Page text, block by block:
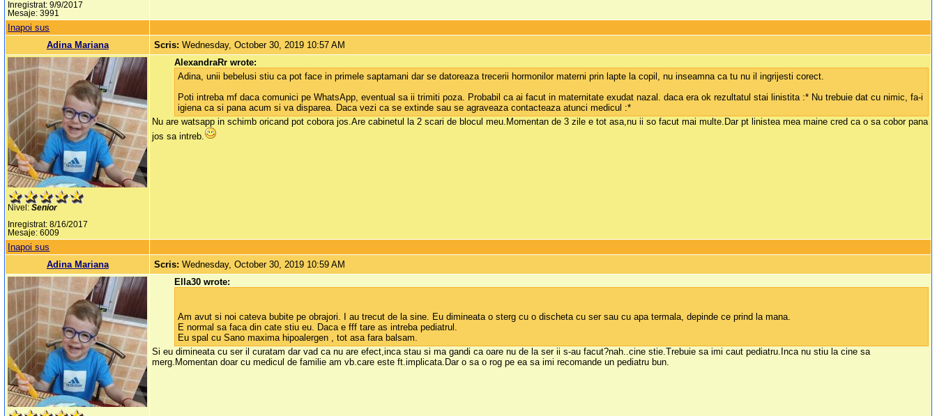
Inregistrat: 9/9/2017
Mesaje: 3991
Inapoi sus
Adina Mariana
Scris:Wednesday, October 30, 2019 10:57 AM
Nivel:Senior
Inregistrat: 8/16/2017
Mesaje: 6009
AlexandraRr wrote:
Adina, unii bebelusi stiu ca pot face in primele saptamani dar se datoreaza trecerii hormonilor materni prin lapte la copil, nu inseamna ca tu nu il ingrijesti corect.
Poti intreba mf daca comunici pe WhatsApp, eventual sa ii trimiti poza. Probabil ca ai facut in maternitate exudat nazal. daca era ok rezultatul stai linistita :* Nu trebuie dat cu nimic, fa-i
igiena ca si pana acum si va disparea. Daca vezi ca se extinde sau se agraveaza contacteaza atunci medicul :*
Nu are watsapp in schimb oricand pot cobora jos.Are cabinetul la 2 scari de blocul meu.Momentan de 3 zile e tot asa,nu ii so facut mai multe.Dar pt linistea mea maine cred ca o sa cobor pana
jos sa intreb.
Inapoi sus
Adina Mariana
Scris:Wednesday, October 30, 2019 10:59 AM
Ella30 wrote:
Am avut si noi cateva bubite pe obrajori. I au trecut de la sine. Eu dimineata o sterg cu o discheta cu ser sau cu apa termala, depinde ce prind la mana.
E normal sa faca din cate stiu eu. Daca e fff tare as intreba pediatrul.
Eu spal cu Sano maxima hipoalergen , tot asa fara balsam.
Si eu dimineata cu ser il curatam dar vad ca nu are efect,inca stau si ma gandi ca oare nu de la ser ii s-au facut?nah..cine stie.Trebuie sa imi caut pediatru.Inca nu stiu la cine sa
merg.Momentan doar cu medicul de familie am vb.care este ft.implicata.Dar o sa o rog pe ea sa imi recomande un pediatru bun.